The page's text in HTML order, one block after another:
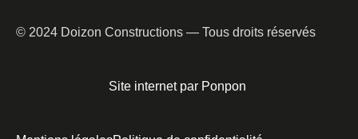
© 2024 Doizon Constructions — Tous droits réservés
Site internet par Ponpon